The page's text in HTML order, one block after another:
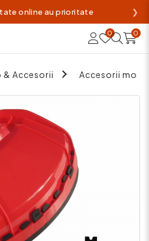
online au prioritate ❯
0 0
& Accesorii Accesorii